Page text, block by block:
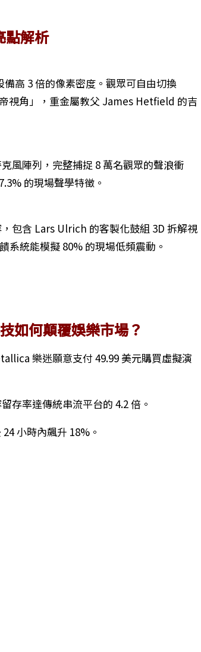
點解析
高 3 倍的像素密度。觀眾可自由切換
視角」，重金屬教父 James Hetfield 的吉
風陣列，完整捕捉 8 萬名觀眾的聲浪衝
的現場聲學特徵。
包含 Lars Ulrich 的客製化鼓組 3D 拆解視
系統能模擬 80% 的現場低頻震動。
如何顛覆娛樂市場？
樂迷願意支付 49.99 美元購買虛擬演
存率達傳統串流平台的 4.2 倍。
小時內飆升 18%。